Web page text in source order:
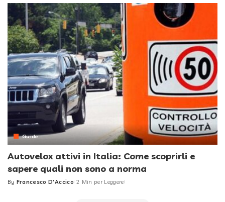
Guide
Autovelox attivi in Italia: Come scoprirli e
sapere quali non sono a norma
Posted
By Francesco D'Accico 2 Min per Leggere